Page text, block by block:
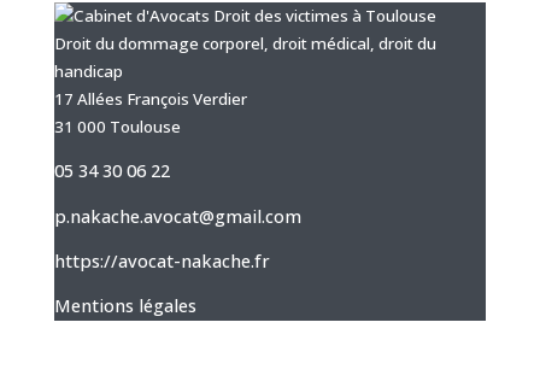
Droit du dommage corporel, droit médical, droit du
handicap
17 Allées François Verdier
31 000 Toulouse
05 34 30 06 22
p.nakache.avocat@gmail.com
https://avocat-nakache.fr
Mentions légales